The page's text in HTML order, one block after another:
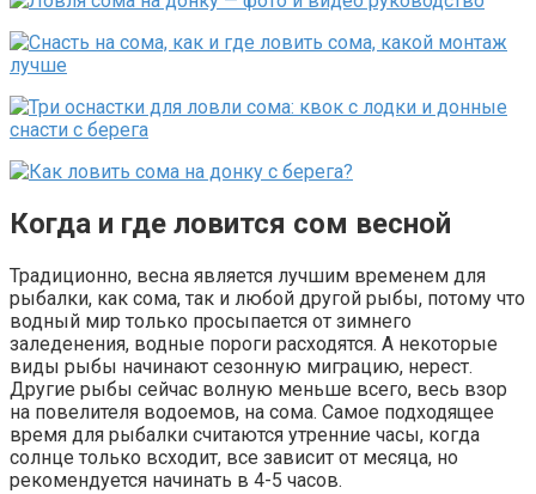
Когда и где ловится сом весной
Традиционно, весна является лучшим временем для
рыбалки, как сома, так и любой другой рыбы, потому что
водный мир только просыпается от зимнего
заледенения, водные пороги расходятся. А некоторые
виды рыбы начинают сезонную миграцию, нерест.
Другие рыбы сейчас волную меньше всего, весь взор
на повелителя водоемов, на сома. Самое подходящее
время для рыбалки считаются утренние часы, когда
солнце только всходит, все зависит от месяца, но
рекомендуется начинать в 4-5 часов.